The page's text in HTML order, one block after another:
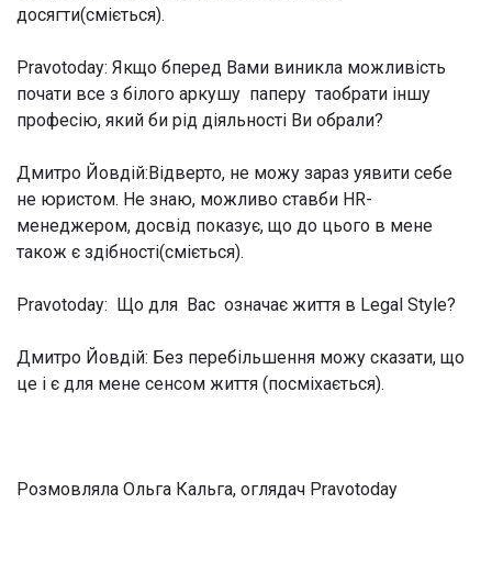
досягти(сміється).
Pravotoday: Якщо бперед Вами виникла можливість
почати все з білого аркушу паперу таобрати іншу
професію, який би рід діяльності Ви обрали?
Дмитро Йовдій:Відверто, не можу зараз уявити себе
не юристом. Не знаю, можливо ставби HR-
менеджером, досвід показує, що до цього в мене
також є здібності(сміється).
Pravotoday: Що для Вас означає життя в Legal Style?
Дмитро Йовдій: Без перебільшення можу сказати, що
це і є для мене сенсом життя (посміхається).
Розмовляла Ольга Кальга, оглядач Pravotoday